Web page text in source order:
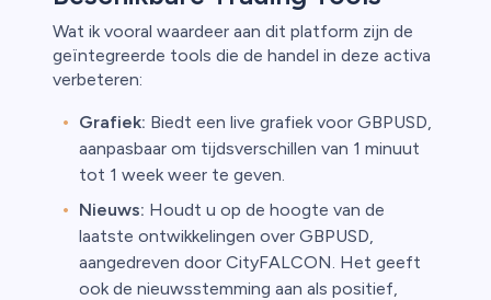
Wat ik vooral waardeer aan dit platform zijn de
geïntegreerde tools die de handel in deze activa
verbeteren:
Grafiek: Biedt een live grafiek voor GBPUSD,
aanpasbaar om tijdsverschillen van 1 minuut
tot 1 week weer te geven.
Nieuws: Houdt u op de hoogte van de
laatste ontwikkelingen over GBPUSD,
aangedreven door CityFALCON. Het geeft
ook de nieuwsstemming aan als positief,